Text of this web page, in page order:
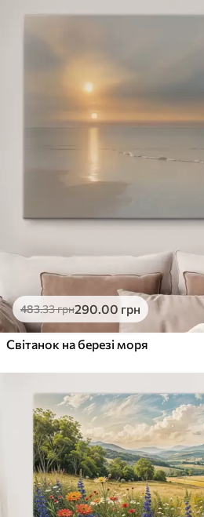
483.33грн290.00 грн
Світанок на березі моря